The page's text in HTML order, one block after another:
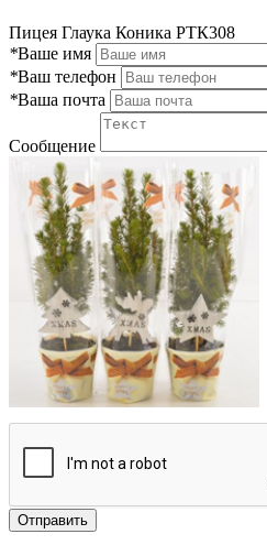
Пицея Глаука Коника РТК308
*Ваше имя
*Ваш телефон
*Ваша почта
Сообщение
Отправить